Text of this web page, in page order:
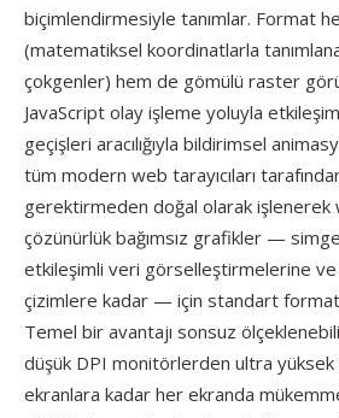
biçimlendirmesiyle tanımlar. Format
(matematiksel koordinatlarla
çokgenler) hem de gömülü raster
JavaScript olay işleme yoluyla
geçişleri aracılığıyla bildirimsel
tüm modern web tarayıcıları
gerektirmeden doğal olarak işlenerek
çözünürlük bağımsız grafikler —
etkileşimli veri görselleştirmelerine ve
çizimlere kadar — için standart
Temel bir avantajı sonsuz
düşük DPI monitörlerden ultra yüksek
ekranlara kadar her ekranda